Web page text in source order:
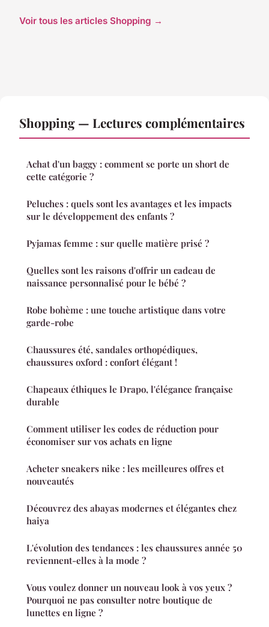
Voir tous les articles Shopping →
Shopping — Lectures complémentaires
Achat d'un baggy : comment se porte un short de
cette catégorie ?
Peluches : quels sont les avantages et les impacts
sur le développement des enfants ?
Pyjamas femme : sur quelle matière prisé ?
Quelles sont les raisons d'offrir un cadeau de
naissance personnalisé pour le bébé ?
Robe bohème : une touche artistique dans votre
garde-robe
Chaussures été, sandales orthopédiques,
chaussures oxford : confort élégant !
Chapeaux éthiques le Drapo, l'élégance française
durable
Comment utiliser les codes de réduction pour
économiser sur vos achats en ligne
Acheter sneakers nike : les meilleures offres et
nouveautés
Découvrez des abayas modernes et élégantes chez
haiya
L'évolution des tendances : les chaussures année 50
reviennent-elles à la mode ?
Vous voulez donner un nouveau look à vos yeux ?
Pourquoi ne pas consulter notre boutique de
lunettes en ligne ?